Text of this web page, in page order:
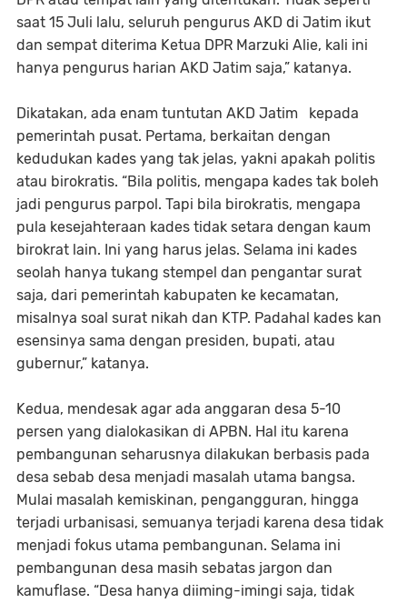
saat 15 Juli lalu, seluruh pengurus AKD di Jatim ikut
dan sempat diterima Ketua DPR Marzuki Alie, kali ini
hanya pengurus harian AKD Jatim saja,” katanya.
Dikatakan, ada enam tuntutan AKD Jatim kepada
pemerintah pusat. Pertama, berkaitan dengan
kedudukan kades yang tak jelas, yakni apakah politis
atau birokratis. “Bila politis, mengapa kades tak boleh
jadi pengurus parpol. Tapi bila birokratis, mengapa
pula kesejahteraan kades tidak setara dengan kaum
birokrat lain. Ini yang harus jelas. Selama ini kades
seolah hanya tukang stempel dan pengantar surat
saja, dari pemerintah kabupaten ke kecamatan,
misalnya soal surat nikah dan KTP. Padahal kades kan
esensinya sama dengan presiden, bupati, atau
gubernur,” katanya.
Kedua, mendesak agar ada anggaran desa 5-10
persen yang dialokasikan di APBN. Hal itu karena
pembangunan seharusnya dilakukan berbasis pada
desa sebab desa menjadi masalah utama bangsa.
Mulai masalah kemiskinan, pengangguran, hingga
terjadi urbanisasi, semuanya terjadi karena desa tidak
menjadi fokus utama pembangunan. Selama ini
pembangunan desa masih sebatas jargon dan
kamuflase. “Desa hanya diiming-imingi saja, tidak